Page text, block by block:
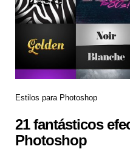
Estilos para Photoshop
21 fantásticos
Photoshop